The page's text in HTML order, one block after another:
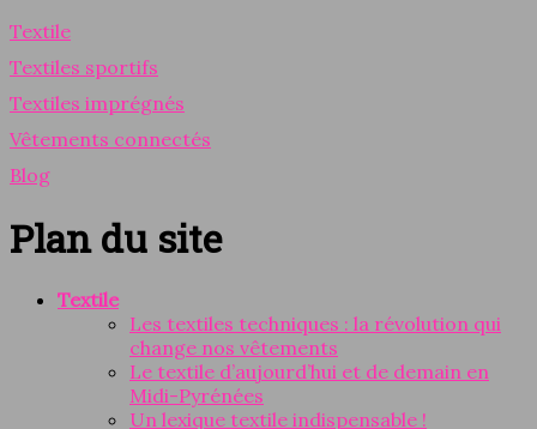
Textile
Textiles sportifs
Textiles imprégnés
Vêtements connectés
Blog
Plan du site
Textile
Les textiles techniques : la révolution qui
change nos vêtements
Le textile d’aujourd’hui et de demain en
Midi-Pyrénées
Un lexique textile indispensable !